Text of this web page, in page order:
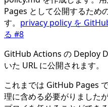
Pages として公開するため
す。 privacy policy を
る #8
GitHub Actions の Deploy
いた URL に公開されます。
これまでは GitHub Pages
理に含める必要がりました